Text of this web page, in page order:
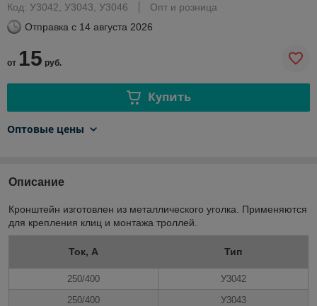
Код: У3042, У3043, У3046
Опт и розница
Отправка с 14 августа 2026
от 15 руб.
Купить
Оптовые цены
Описание
Кронштейн изготовлен из металлического уголка. Применяются
для крепления клиц и монтажа троллей.
Ток, А Тип
250/400
У3042
250/400
У3043